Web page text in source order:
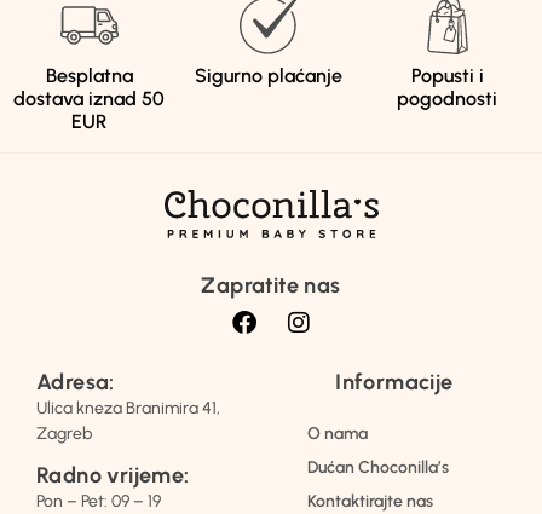
Besplatna
dostava iznad 50
EUR
Sigurno plaćanje
Popusti i
pogodnosti
Zapratite nas
Adresa:
Ulica kneza Branimira 41,
Zagreb
Radno vrijeme:
Pon – Pet: 09 – 19
Informacije
O nama
Dućan Choconilla’s
Kontaktirajte nas